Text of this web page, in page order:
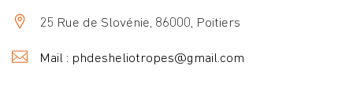
25 Rue de Slovénie, 86000, Poitiers
Mail : phdesheliotropes@gmail.com